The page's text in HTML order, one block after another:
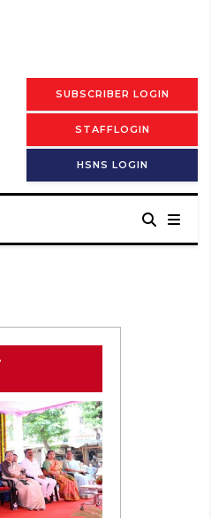
SUBSCRIBER LOGIN
STAFFLOGIN
HSNS LOGIN